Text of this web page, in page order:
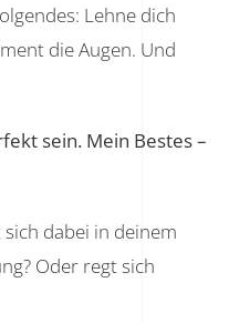
Lehne dich
die Augen. Und
sein. Mein Bestes –
dabei in deinem
Oder regt sich